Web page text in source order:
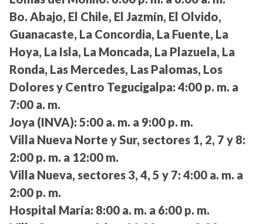
Bo. Abajo, El Chile, El Jazmín, El Olvido,
Guanacaste, La Concordia, La Fuente, La
Hoya, La Isla, La Moncada, La Plazuela, La
Ronda, Las Mercedes, Las Palomas, Los
Dolores y Centro Tegucigalpa: 4:00 p. m. a
7:00 a. m.
Joya (INVA): 5:00 a. m. a 9:00 p. m.
Villa Nueva Norte y Sur, sectores 1, 2, 7 y 8:
2:00 p. m. a 12:00 m.
Villa Nueva, sectores 3, 4, 5 y 7: 4:00 a. m. a
2:00 p. m.
Hospital María: 8:00 a. m. a 6:00 p. m.